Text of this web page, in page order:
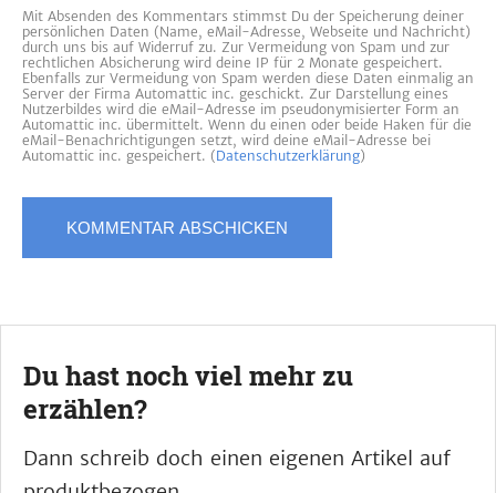
Mit Absenden des Kommentars stimmst Du der Speicherung deiner
persönlichen Daten (Name, eMail-Adresse, Webseite und Nachricht)
durch uns bis auf Widerruf zu. Zur Vermeidung von Spam und zur
rechtlichen Absicherung wird deine IP für 2 Monate gespeichert.
Ebenfalls zur Vermeidung von Spam werden diese Daten einmalig an
Server der Firma Automattic inc. geschickt. Zur Darstellung eines
Nutzerbildes wird die eMail-Adresse im pseudonymisierter Form an
Automattic inc. übermittelt. Wenn du einen oder beide Haken für die
eMail-Benachrichtigungen setzt, wird deine eMail-Adresse bei
Automattic inc. gespeichert. (Datenschutzerklärung)
Du hast noch viel mehr zu
erzählen?
Dann schreib doch einen eigenen Artikel auf